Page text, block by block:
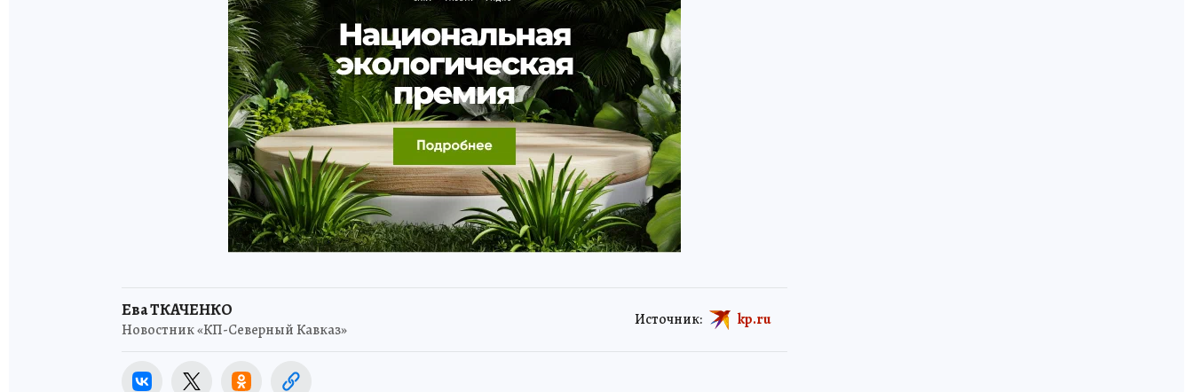
Ева ТКАЧЕНКО
Новостник «КП-Северный Кавказ»
Источник: kp.ru